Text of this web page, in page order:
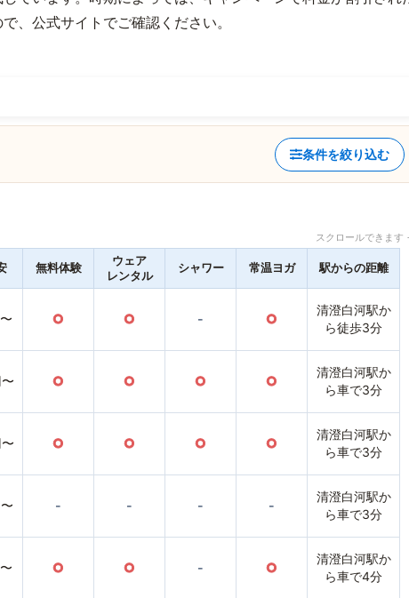
、公式サイトでご確認ください。
条件を絞り込む
スクロールできま
無料体験
ウェア
レンタル
シャワー 常温ヨガ 駅からの距離
○ ○ - ○
清澄白河駅か
ら徒歩3分
○ ○ ○ ○
清澄白河駅か
ら車で3分
○ ○ ○ ○
清澄白河駅か
ら車で3分
- - - -
清澄白河駅か
ら車で3分
○ ○ - ○
清澄白河駅か
ら車で4分